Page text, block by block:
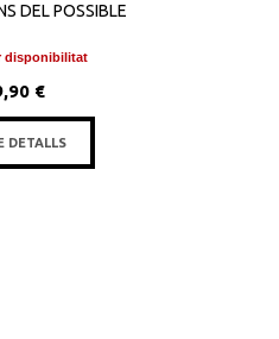
DEL POSSIBLE
disponibilitat
€
DETALLS